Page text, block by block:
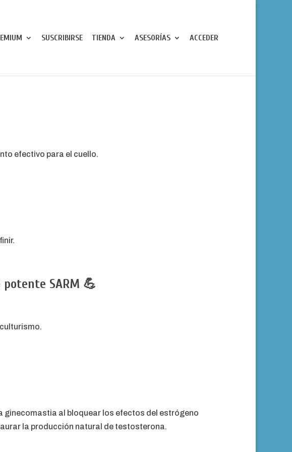
SUSCRIBIRSE TIENDA ASESORÍAS ACCEDER
efectivo para el cuello.
SARM 💪
ginecomastia al bloquear los efectos del estrógeno
la producción natural de testosterona.